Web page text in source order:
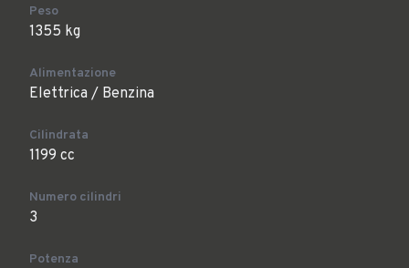
Peso
1355 kg
Alimentazione
Elettrica / Benzina
Cilindrata
1199 cc
Numero cilindri
3
Potenza